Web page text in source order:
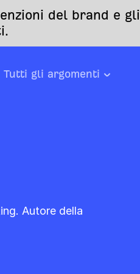
del brand e gli
Tutti gli argomenti
Autore della